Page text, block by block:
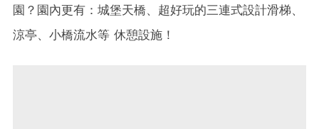
園？園內更有：城堡天橋、超好玩的三連式設計滑梯、
涼亭、小橋流水等 休憩設施！